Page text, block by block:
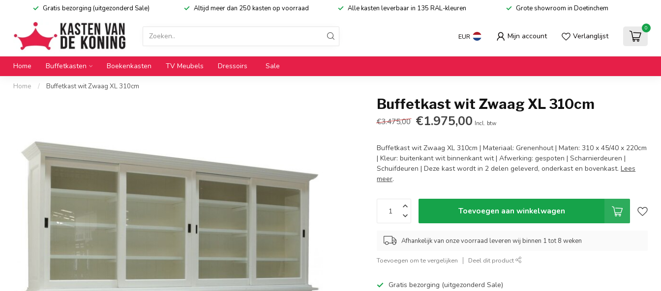
Gratis bezorging (uitgezonderd Sale) Altijd meer dan 250 kasten op voorraad Alle kasten leverbaar in 135 RAL-kleuren Grote showroom in Doetinchem
EUR Mijn account Verlanglijst
0
Home Buffetkasten Boekenkasten TV Meubels Dressoirs Sale
Home / Buffetkast wit Zwaag XL 310cm
Buffetkast wit Zwaag XL 310cm
€3.475,00 €1.975,00 Incl. btw
Buffetkast wit Zwaag XL 310cm | Materiaal: Grenenhout | Maten: 310 x 45/40 x 220cm
| Kleur: buitenkant wit binnenkant wit | Afwerking: gespoten | Scharnierdeuren |
Schuifdeuren | Deze kast wordt in 2 delen geleverd, onderkast en bovenkast.Lees
meer.
Toevoegen aan winkelwagen
Afhankelijk van onze voorraad leveren wij binnen 1 tot 8 weken
Toevoegen om te vergelijken Deel dit product
Gratis bezorging (uitgezonderd Sale)